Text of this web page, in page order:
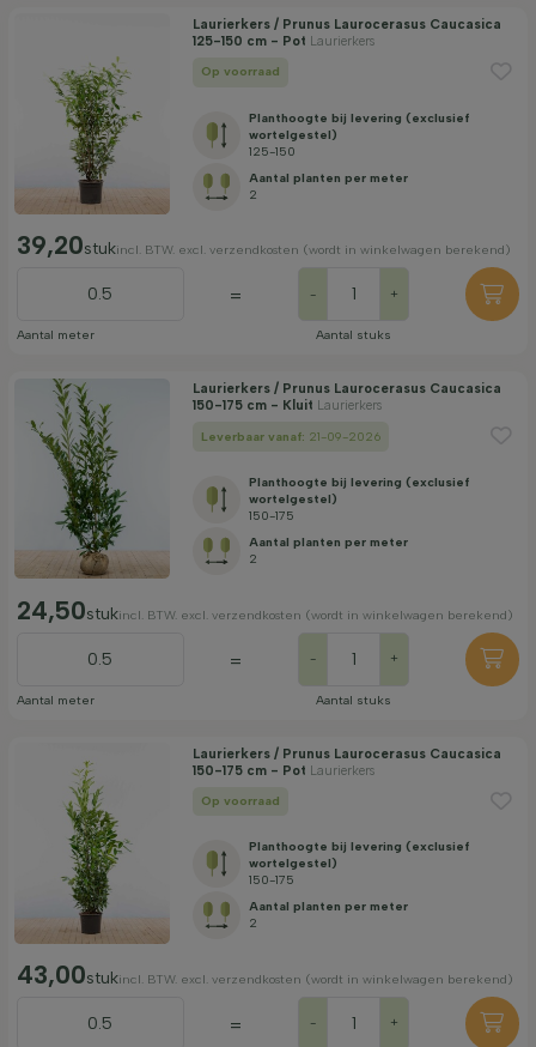
Laurierkers / Prunus Laurocerasus Caucasica
125-150 cm - Pot Laurierkers
Op voorraad
Planthoogte bij levering (exclusief
wortelgestel)
125-150
Aantal planten per meter
2
39,20stukincl. BTW. excl. verzendkosten (wordt in winkelwagen berekend)
Aantal meter
= - +
Aantal stuks
Laurierkers / Prunus Laurocerasus Caucasica
150-175 cm - Kluit Laurierkers
Leverbaar vanaf: 21-09-2026
Planthoogte bij levering (exclusief
wortelgestel)
150-175
Aantal planten per meter
2
24,50stukincl. BTW. excl. verzendkosten (wordt in winkelwagen berekend)
Aantal meter
= - +
Aantal stuks
Laurierkers / Prunus Laurocerasus Caucasica
150-175 cm - Pot Laurierkers
Op voorraad
Planthoogte bij levering (exclusief
wortelgestel)
150-175
Aantal planten per meter
2
43,00stukincl. BTW. excl. verzendkosten (wordt in winkelwagen berekend)
= - +